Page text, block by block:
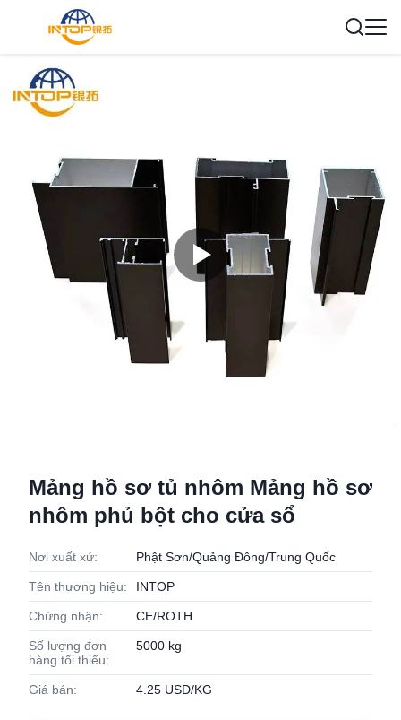
Mảng hồ sơ tủ nhôm Mảng hồ sơ
nhôm phủ bột cho cửa sổ
Nơi xuất xứ: Phật Sơn/Quảng Đông/Trung Quốc
Tên thương hiệu: INTOP
Chứng nhận: CE/ROTH
Số lượng đơn
hàng tối thiểu:
5000 kg
Giá bán: 4.25 USD/KG